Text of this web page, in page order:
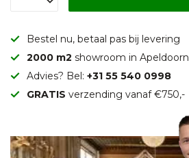
Bestel nu, betaal pas bij levering
2000 m2 showroom in Apeldoorn
Advies? Bel: +31 55 540 0998
GRATIS verzending vanaf €750,-